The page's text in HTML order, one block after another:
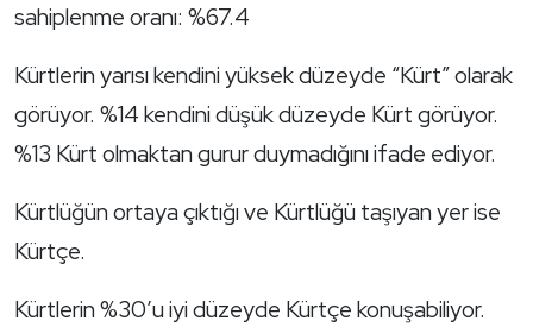
sahiplenme oranı: %67.4
Kürtlerin yarısı kendini yüksek düzeyde “Kürt” olarak
görüyor. %14 kendini düşük düzeyde Kürt görüyor.
%13 Kürt olmaktan gurur duymadığını ifade ediyor.
Kürtlüğün ortaya çıktığı ve Kürtlüğü taşıyan yer ise
Kürtçe.
Kürtlerin %30’u iyi düzeyde Kürtçe konuşabiliyor.